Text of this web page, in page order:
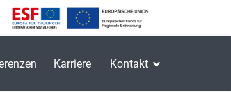
Karriere Kontakt